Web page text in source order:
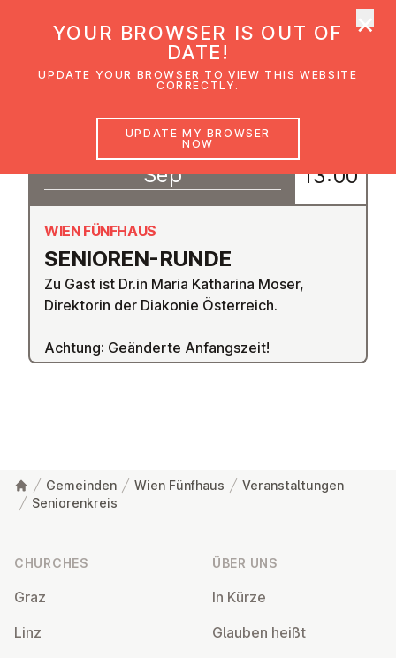
SENIOREN-RUNDE
WIEN FÜNFHAUS
Zu Gast ist Dr.in Maria Katharina Moser,
Direktorin der Diakonie Österreich.
Achtung: Geänderte Anfangszeit!
04
Sep 13:00
Gemeinden Wien Fünfhaus
Veranstaltungen
Seniorenkreis
CHURCHES
Graz
Linz
ÜBER UNS
In Kürze
Glauben heißt
YOUR BROWSER IS OUT OF
DATE!
UPDATE YOUR BROWSER TO VIEW THIS WEBSITE
CORRECTLY.
UPDATE MY BROWSER
NOW
×